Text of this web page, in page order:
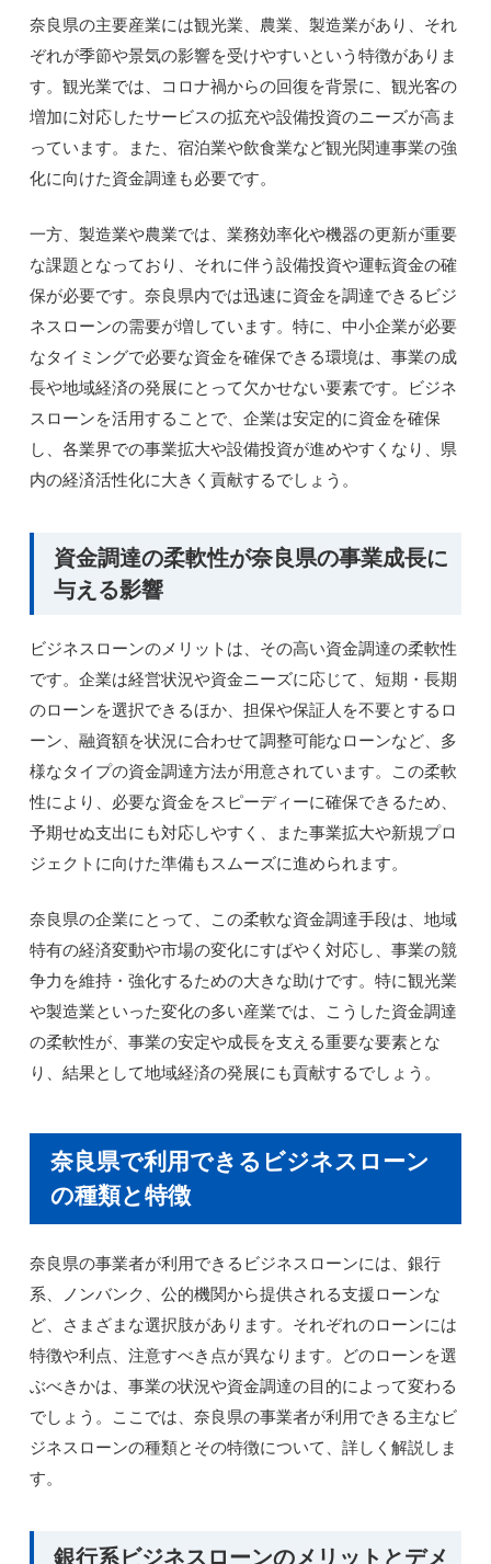
奈良県の主要産業には観光業、農業、製造業があり、それ
ぞれが季節や景気の影響を受けやすいという特徴がありま
す。観光業では、コロナ禍からの回復を背景に、観光客の
増加に対応したサービスの拡充や設備投資のニーズが高ま
っています。また、宿泊業や飲食業など観光関連事業の強
化に向けた資金調達も必要です。
一方、製造業や農業では、業務効率化や機器の更新が重要
な課題となっており、それに伴う設備投資や運転資金の確
保が必要です。奈良県内では迅速に資金を調達できるビジ
ネスローンの需要が増しています。特に、中小企業が必要
なタイミングで必要な資金を確保できる環境は、事業の成
長や地域経済の発展にとって欠かせない要素です。ビジネ
スローンを活用することで、企業は安定的に資金を確保
し、各業界での事業拡大や設備投資が進めやすくなり、県
内の経済活性化に大きく貢献するでしょう。
資金調達の柔軟性が奈良県の事業成長に
与える影響
ビジネスローンのメリットは、その高い資金調達の柔軟性
です。企業は経営状況や資金ニーズに応じて、短期・長期
のローンを選択できるほか、担保や保証人を不要とするロ
ーン、融資額を状況に合わせて調整可能なローンなど、多
様なタイプの資金調達方法が用意されています。この柔軟
性により、必要な資金をスピーディーに確保できるため、
予期せぬ支出にも対応しやすく、また事業拡大や新規プロ
ジェクトに向けた準備もスムーズに進められます。
奈良県の企業にとって、この柔軟な資金調達手段は、地域
特有の経済変動や市場の変化にすばやく対応し、事業の競
争力を維持・強化するための大きな助けです。特に観光業
や製造業といった変化の多い産業では、こうした資金調達
の柔軟性が、事業の安定や成長を支える重要な要素とな
り、結果として地域経済の発展にも貢献するでしょう。
奈良県で利用できるビジネスローン
の種類と特徴
奈良県の事業者が利用できるビジネスローンには、銀行
系、ノンバンク、公的機関から提供される支援ローンな
ど、さまざまな選択肢があります。それぞれのローンには
特徴や利点、注意すべき点が異なります。どのローンを選
ぶべきかは、事業の状況や資金調達の目的によって変わる
でしょう。ここでは、奈良県の事業者が利用できる主なビ
ジネスローンの種類とその特徴について、詳しく解説しま
す。
銀行系ビジネスローンのメリットとデメ